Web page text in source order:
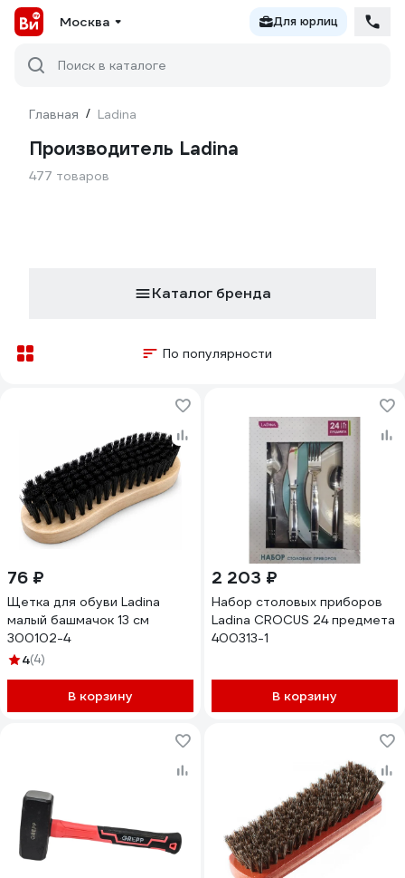
Москва Для юрлиц
Поиск в каталоге
Главная / Ladina
Производитель Ladina
477 товаров
Каталог бренда
По популярности
76 ₽
Щетка для обуви Ladina
малый башмачок 13 см
300102-4
4(4)
В корзину
2 203 ₽
Набор столовых приборов
Ladina CROCUS 24 предмета
400313-1
В корзину